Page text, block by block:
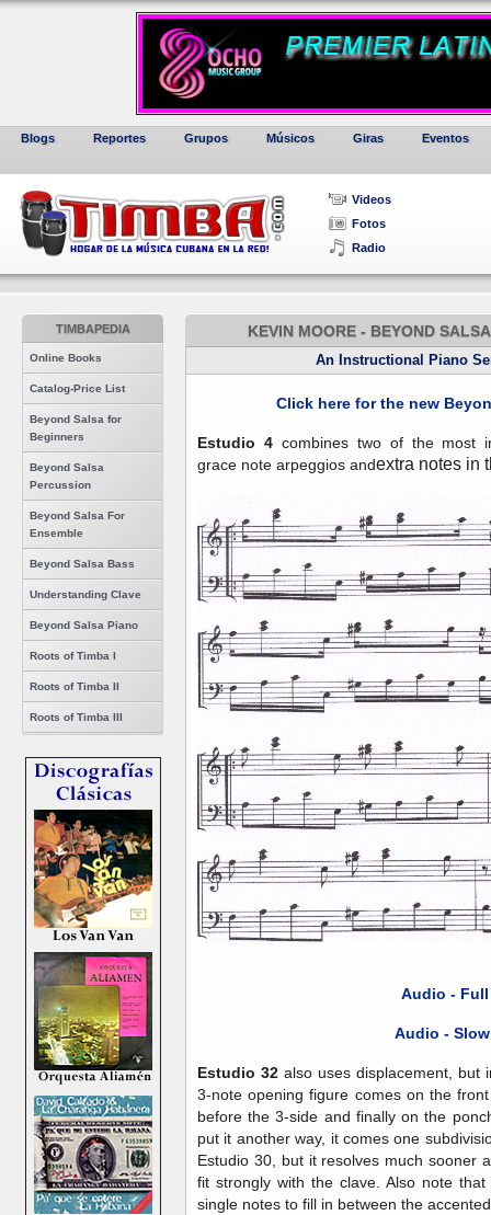
Blogs Reportes Grupos Músicos Giras Eventos
Videos
Fotos
Radio
TIMBAPEDIA
Online Books
Catalog-Price List
Beyond Salsa for
Beginners
Beyond Salsa
Percussion
Beyond Salsa For
Ensemble
Beyond Salsa Bass
Understanding Clave
Beyond Salsa Piano
Roots of Timba I
Roots of Timba II
Roots of Timba III
KEVIN MOORE - BEYOND
An Instructional Piano
Click here for the new
Estudio 4combines two of the most
grace note arpeggios andextra notes in
Audio - Full
Audio -
Estudio 32also uses displacement, but
3-note opening figure comes on the
before the 3-side and finally on the
put it another way, it comes one
Estudio 30, but it resolves much sooner
fit strongly with the clave. Also note
single notes to fill in between the